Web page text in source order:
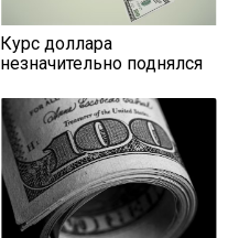
Курс доллара
незначительно поднялся